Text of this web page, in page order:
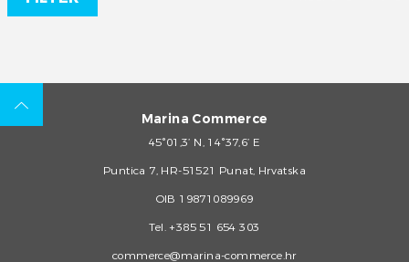
Marina Commerce
45°01,3’ N, 14°37,6’ E
Puntica 7, HR-51521 Punat, Hrvatska
OIB 19871089969
Tel. +385 51 654 303
commerce@marina-commerce.hr